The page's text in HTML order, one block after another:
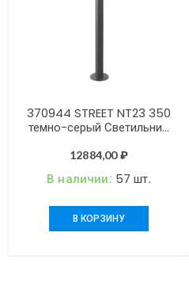
370944 STREET NT23 350
темно-серый Светильник
18W 220-240V PARK
12884,00₽
В наличии: 57 шт.
В КОРЗИНУ